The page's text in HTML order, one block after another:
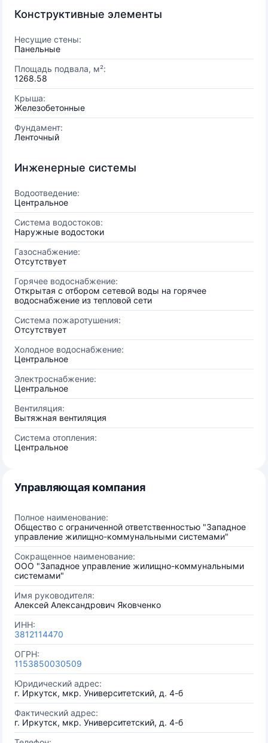
Конструктивные элементы
Несущие стены:
Панельные
Площадь подвала, м²:
1268.58
Крыша:
Железобетонные
Фундамент:
Ленточный
Инженерные системы
Водоотведение:
Центральное
Система водостоков:
Наружные водостоки
Газоснабжение:
Отсутствует
Горячее водоснабжение:
Открытая с отбором сетевой воды на горячее
водоснабжение из тепловой сети
Система пожаротушения:
Отсутствует
Холодное водоснабжение:
Центральное
Электроснабжение:
Центральное
Вентиляция:
Вытяжная вентиляция
Система отопления:
Центральное
Управляющая компания
Полное наименование:
Общество с ограниченной ответственностью "Западное
управление жилищно-коммунальными системами"
Сокращенное наименование:
ООО "Западное управление жилищно-коммунальными
системами"
Имя руководителя:
Алексей Александрович Яковченко
ИНН:
3812114470
ОГРН:
1153850030509
Юридический адрес:
г. Иркутск, мкр. Университетский, д. 4-б
Фактический адрес:
г. Иркутск, мкр. Университетский, д. 4-б